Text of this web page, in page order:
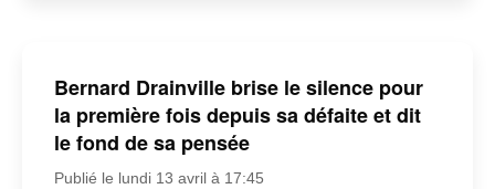
Bernard Drainville brise le silence pour
la première fois depuis sa défaite et dit
le fond de sa pensée
Publié le lundi 13 avril à 17:45